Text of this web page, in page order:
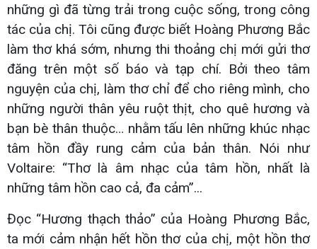
những gì đã từng trải trong cuộc sống, trong công
tác của chị. Tôi cũng được biết Hoàng Phương Bắc
làm thơ khá sớm, nhưng thi thoảng chị mới gửi thơ
đăng trên một số báo và tạp chí. Bởi theo tâm
nguyện của chị, làm thơ chỉ để cho riêng mình, cho
những người thân yêu ruột thịt, cho quê hương và
bạn bè thân thuộc… nhằm tấu lên những khúc nhạc
tâm hồn đầy rung cảm của bản thân. Nói như
Voltaire: “Thơ là âm nhạc của tâm hồn, nhất là
những tâm hồn cao cả, đa cảm”...
Đọc “Hương thạch thảo” của Hoàng Phương Bắc,
ta mới cảm nhận hết hồn thơ của chị, một hồn thơ